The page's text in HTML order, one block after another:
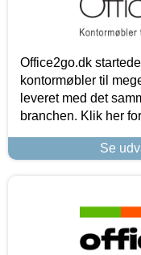
Office2go.dk
kontormøbler til
leveret med det
branchen. Klik her
Se